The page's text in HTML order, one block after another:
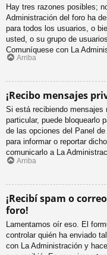
Hay tres razones posibles;
Administración del foro ha
para todos los usuarios, o
usted, o su grupo de
Comuníquese con La
Arriba
¡Recibo mensajes
Si está recibiendo
particular, puede bloquearlo
de las opciones del Panel
para informar o reportar
comunicarlo a La
Arriba
¡Recibí spam o
foro!
Lamentamos oír eso. El
controlar quién ha enviado
con La Administración y